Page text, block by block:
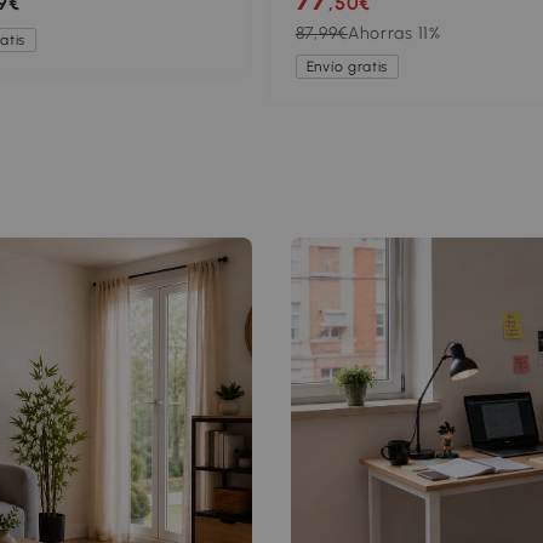
gris
Niveles Flujo Ajustable Gris
87,99€Ahorras 11%
Envío gratis